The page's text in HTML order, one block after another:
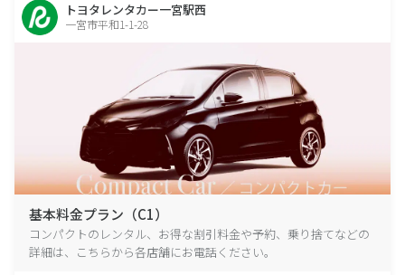
トヨタレンタカー一宮駅西
一宮市平和1-1-28
基本料金プラン（C1）
コンパクトのレンタル、お得な割引料金や予約、乗り捨てなどの
詳細は、こちらから各店舗にお電話ください。